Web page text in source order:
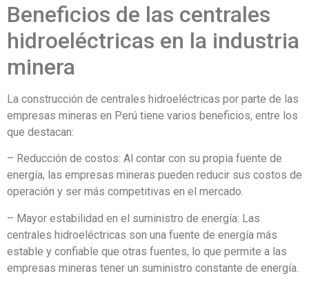
Beneficios de las centrales
hidroeléctricas en la industria
minera
La construcción de centrales hidroeléctricas por parte de las
empresas mineras en Perú tiene varios beneficios, entre los
que destacan:
– Reducción de costos: Al contar con su propia fuente de
energía, las empresas mineras pueden reducir sus costos de
operación y ser más competitivas en el mercado.
– Mayor estabilidad en el suministro de energía: Las
centrales hidroeléctricas son una fuente de energía más
estable y confiable que otras fuentes, lo que permite a las
empresas mineras tener un suministro constante de energía.